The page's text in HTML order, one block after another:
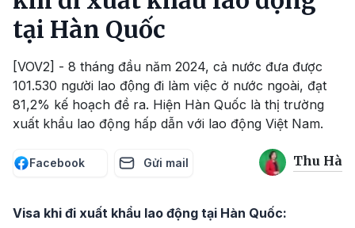
tại Hàn Quốc
[VOV2] - 8 tháng đầu năm 2024, cả nước đưa được
101.530 người lao động đi làm việc ở nước ngoài, đạt
81,2% kế hoạch đề ra. Hiện Hàn Quốc là thị trường
xuất khẩu lao động hấp dẫn với lao động Việt Nam.
Facebook Gửi mail Thu Hà
Visa khi đi xuất khẩu lao động tại Hàn Quốc: